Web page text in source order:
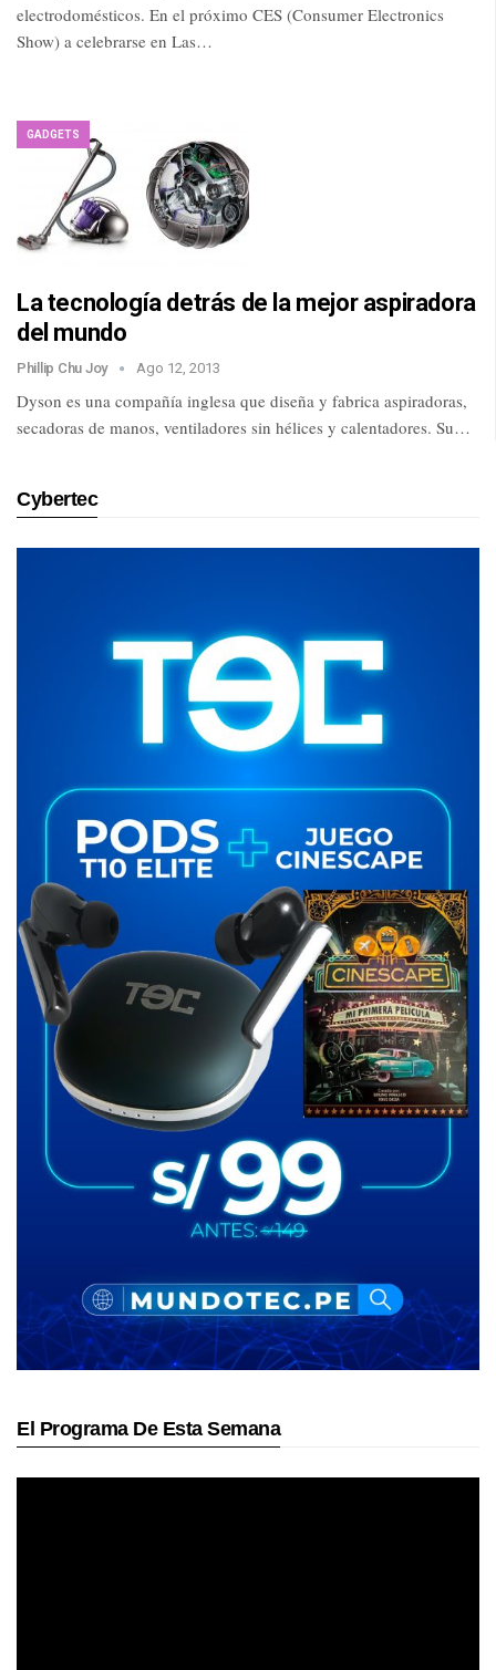
electrodomésticos. En el próximo CES (Consumer Electronics
Show) a celebrarse en Las…
GADGETS
La tecnología detrás de la mejor aspiradora
del mundo
Phillip Chu Joy Ago 12, 2013
Dyson es una compañía inglesa que diseña y fabrica aspiradoras,
secadoras de manos, ventiladores sin hélices y calentadores. Su…
Cybertec
El Programa De Esta Semana